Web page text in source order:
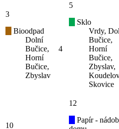
3
Bioodpad
Dolní
Bučice,
Horní
Bučice,
Zbyslav
4
5
Sklo
Vrdy,
Bučice,
Horní
Bučice,
Zbyslav,
Skovice
10
12
Papír -